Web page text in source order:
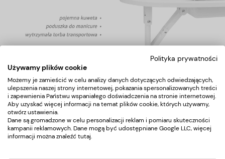
Design dla wysokiej funkcjonalności
Biurko składane toniezbędny element wyposażeniadla osób
ceniących styl, ergonomiczne rozwiązania oraz funkcjonalność.
Stelaż wykonano z trwałego aluminium, a ciekawie wyprofilowany
blat z płyty laminowanej, dzięki czemu biurko jest
łatwe do
utrzymania czystościprzy użyciu wilgotnej ściereczki.
Praktyczne kółka z możliwością blokadyzapewniają mobilność,
pozwalając na swobodne przestawianie w zależności od potrzeb.
Polityka prywatności
Używamy plików cookie
Możemy je zamieścić w celu analizy danych dotyczących odwiedzających,
ulepszenia naszej strony internetowej, pokazania spersonalizowanych treści
i zapewnienia Państwu wspaniałego doświadczenia na stronie internetowej.
Aby uzyskać więcej informacji na temat plików cookie, których używamy,
otwórz ustawienia.
Dane są gromadzone w celu personalizacji reklam i pomiaru skuteczności
kampanii reklamowych. Dane mogą być udostępniane Google LLC, więcej
informacji można znaleźć tutaj.